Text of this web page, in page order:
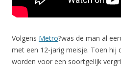
Volgens Metro?was de man al
met een 12-jarig meisje. Toen hij
worden voor een soortgelijk